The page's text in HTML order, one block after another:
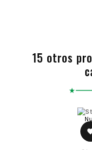
15 otros